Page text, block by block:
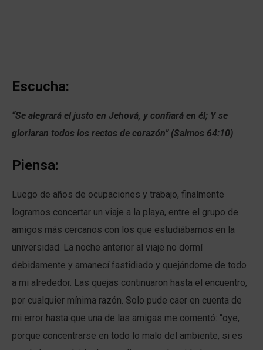
Escucha:
“Se alegrará el justo en Jehová, y confiará en él; Y se
gloriaran todos los rectos de corazón” (Salmos 64:10)
Piensa:
Luego de años de ocupaciones y trabajo, finalmente
logramos concertar un viaje a la playa, entre el grupo de
amigos más cercanos con los que estudiábamos en la
universidad. La noche anterior al viaje no dormí
debidamente y amanecí fastidiado y quejándome de todo
a mi alrededor. Las quejas continuaron hasta el encuentro,
por cualquier mínima razón. Solo pude caer en cuenta de
mi error hasta que una de las amigas me comentó: “oye,
porque concentrarse en todo lo malo del ambiente, si es